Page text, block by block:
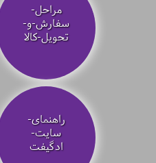
مراحل-
سفارش-و-
تحویل-کالا
راهنمای-
سایت-
ادگیفت